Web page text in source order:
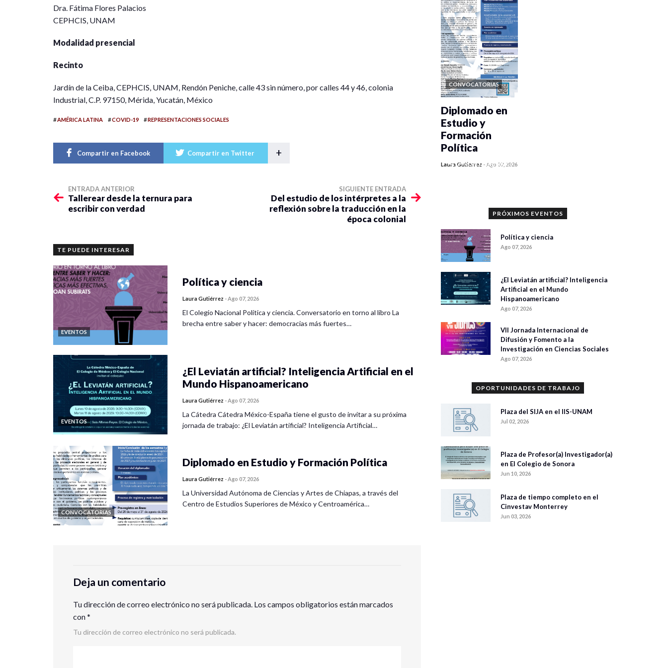
Dra. Fátima Flores Palacios
CEPHCIS, UNAM
Modalidad presencial
Recinto
Jardín de la Ceiba, CEPHCIS, UNAM, Rendón Peniche, calle 43 sin número, por calles 44 y 46, colonia
Industrial, C.P. 97150, Mérida, Yucatán, México
#AMÉRICA LATINA #COVID-19 #REPRESENTACIONES SOCIALES
Compartir en Facebook Compartir en Twitter +
ENTRADA ANTERIOR
Tallerear desde la ternura para
escribir con verdad
SIGUIENTE ENTRADA
Del estudio de los intérpretes a la
reflexión sobre la traducción en la
época colonial
TE PUEDE INTERESAR
EVENTOS
Política y ciencia
Laura Gutiérrez -Ago 07, 2026
El Colegio Nacional Política y ciencia. Conversatorio en torno al libro La
brecha entre saber y hacer: democracias más fuertes…
EVENTOS
¿El Leviatán artificial? Inteligencia Artificial en el
Mundo Hispanoamericano
Laura Gutiérrez -Ago 07, 2026
La Cátedra Cátedra México-España tiene el gusto de invitar a su próxima
jornada de trabajo: ¿El Leviatán artificial? Inteligencia Artificial…
CONVOCATORIAS
Diplomado en Estudio y Formación Política
Laura Gutiérrez -Ago 07, 2026
La Universidad Autónoma de Ciencias y Artes de Chiapas, a través del
Centro de Estudios Superiores de México y Centroamérica…
Deja un comentario
Tu dirección de correo electrónico no será publicada. Los campos obligatorios están marcados
con*
Tu dirección de correo electrónico no será publicada.
CONVOCATORIAS
0 veces compartido
Diplomado en
Estudio y
Formación
Política
Laura Gutiérrez -Ago 07, 2026
PRÓXIMOS EVENTOS
Política y ciencia
Ago 07, 2026
¿El Leviatán artificial? Inteligencia
Artificial en el Mundo
Hispanoamericano
Ago 07, 2026
VII Jornada Internacional de
Difusión y Fomento a la
Investigación en Ciencias Sociales
Ago 07, 2026
OPORTUNIDADES DE TRABAJO
Plaza del SIJA en el IIS-UNAM
Jul 02, 2026
Plaza de Profesor(a) Investigador(a)
en El Colegio de Sonora
Jun 10, 2026
Plaza de tiempo completo en el
Cinvestav Monterrey
Jun 03, 2026